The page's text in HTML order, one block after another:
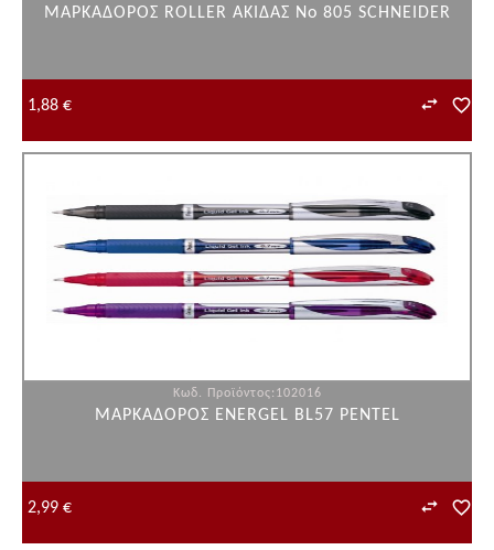
ΜΑΡΚΑΔΟΡΟΣ ROLLER ΑΚΙΔΑΣ Νο 805 SCHNEIDER
1,88 €
Κωδ. Προϊόντος:102016
ΜΑΡΚΑΔΟΡΟΣ ΕNERGEL BL57 PENTEL
2,99 €